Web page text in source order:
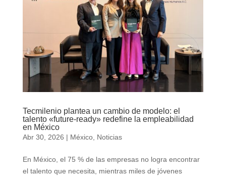
Tecmilenio plantea un cambio de modelo: el
talento «future-ready» redefine la empleabilidad
en México
Abr 30, 2026 | México, Noticias
En México, el 75 % de las empresas no logra encontrar
el talento que necesita, mientras miles de jóvenes